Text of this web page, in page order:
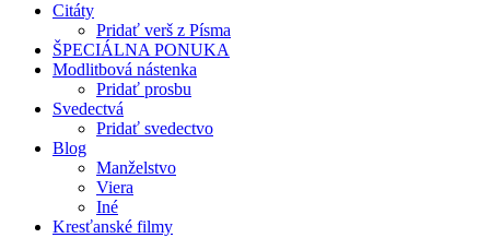
Citáty
Pridať verš z Písma
ŠPECIÁLNA PONUKA
Modlitbová nástenka
Pridať prosbu
Svedectvá
Pridať svedectvo
Blog
Manželstvo
Viera
Iné
Kresťanské filmy